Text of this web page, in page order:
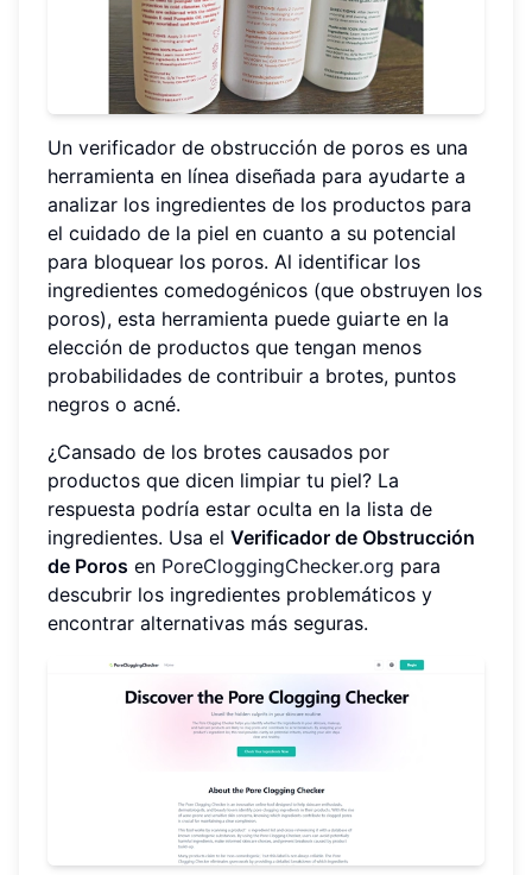
Un verificador de obstrucción de poros es una
herramienta en línea diseñada para ayudarte a
analizar los ingredientes de los productos para
el cuidado de la piel en cuanto a su potencial
para bloquear los poros. Al identificar los
ingredientes comedogénicos (que obstruyen los
poros), esta herramienta puede guiarte en la
elección de productos que tengan menos
probabilidades de contribuir a brotes, puntos
negros o acné.
¿Cansado de los brotes causados por
productos que dicen limpiar tu piel? La
respuesta podría estar oculta en la lista de
ingredientes. Usa el Verificador de Obstrucción
de Poros en PoreCloggingChecker.org para
descubrir los ingredientes problemáticos y
encontrar alternativas más seguras.